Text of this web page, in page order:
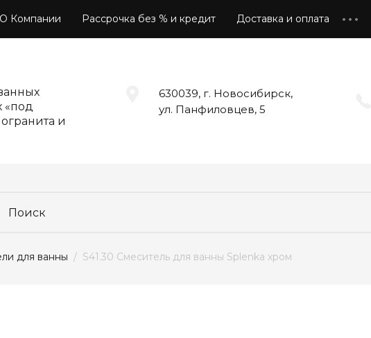
О Компании Рассрочка без % и кредит Доставка и оплата
«под
и
630039, г. Новосибирск,
ул. Панфиловцев, 5
для ванны /  S41.30 Смеситель для ванны Splenka хром